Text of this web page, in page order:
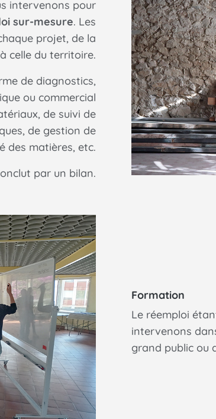
intervenons pour
sur-mesure. Les
projet, de la
celle du territoire.
de diagnostics,
ou commercial
de suivi de
de gestion de
des matières, etc.
par un bilan.
Formation
Le réemploi
intervenons
grand public ou